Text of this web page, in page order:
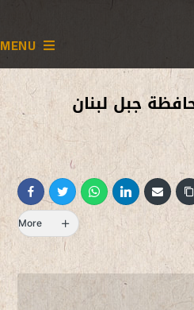
MENU
جبل لبنان
More